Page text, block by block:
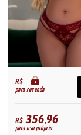
R$
para revenda
R$356,96
para uso próprio